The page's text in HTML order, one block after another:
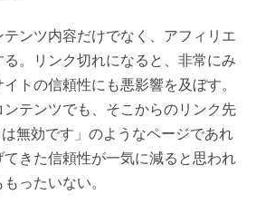
ンツ内容だけでなく、アフィリエ
。リンク切れになると、非常にみ
トの信頼性にも悪影響を及ぼす。
テンツでも、そこからのリンク先
無効です」のようなページであれ
きた信頼性が一気に減ると思われ
ったいない。